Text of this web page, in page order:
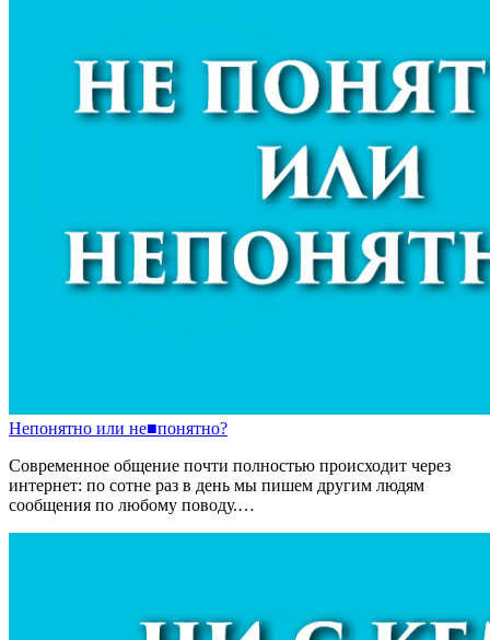
Непонятно или не■понятно?
Современное общение почти полностью происходит через
интернет: по сотне раз в день мы пишем другим людям
сообщения по любому поводу.…